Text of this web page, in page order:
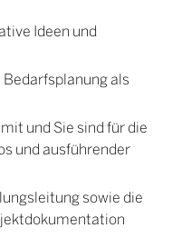
Ideen und
als
und Sie sind für die
und ausführender
sowie die